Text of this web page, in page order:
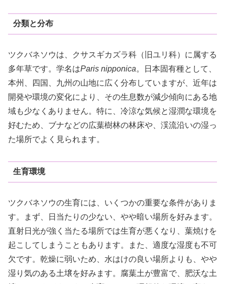
分類と分布
ツクバネソウは、クサスギカズラ科（旧ユリ科）に属する
多年草です。学名はParis nipponica。日本固有種として、
本州、四国、九州の山地に広く分布していますが、近年は
開発や環境の変化により、その生息数が減少傾向にある地
域も少なくありません。特に、冷涼な気候と湿潤な環境を
好むため、ブナなどの広葉樹林の林床や、渓流沿いの湿っ
た場所でよく見られます。
生育環境
ツクバネソウの生育には、いくつかの重要な条件がありま
す。まず、日当たりの少ない、やや暗い場所を好みます。
直射日光が強く当たる場所では生育が悪くなり、葉焼けを
起こしてしまうこともあります。また、適度な湿度も不可
欠です。乾燥に弱いため、水はけの良い場所よりも、やや
湿り気のある土壌を好みます。腐葉土が豊富で、肥沃な土